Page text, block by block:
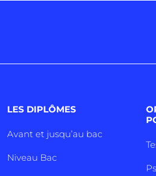
LES DIPLÔMES
Avant et jusqu’au bac
Niveau Bac